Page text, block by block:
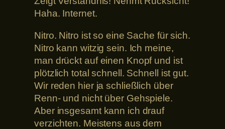
Haha. Internet.
Nitro. Nitro ist so eine Sache für sich.
Nitro kann witzig sein. Ich meine,
man drückt auf einen Knopf und ist
plötzlich total schnell. Schnell ist gut.
Wir reden hier ja schließlich über
Renn- und nicht über Gehspiele.
Aber insgesamt kann ich drauf
verzichten. Meistens aus dem